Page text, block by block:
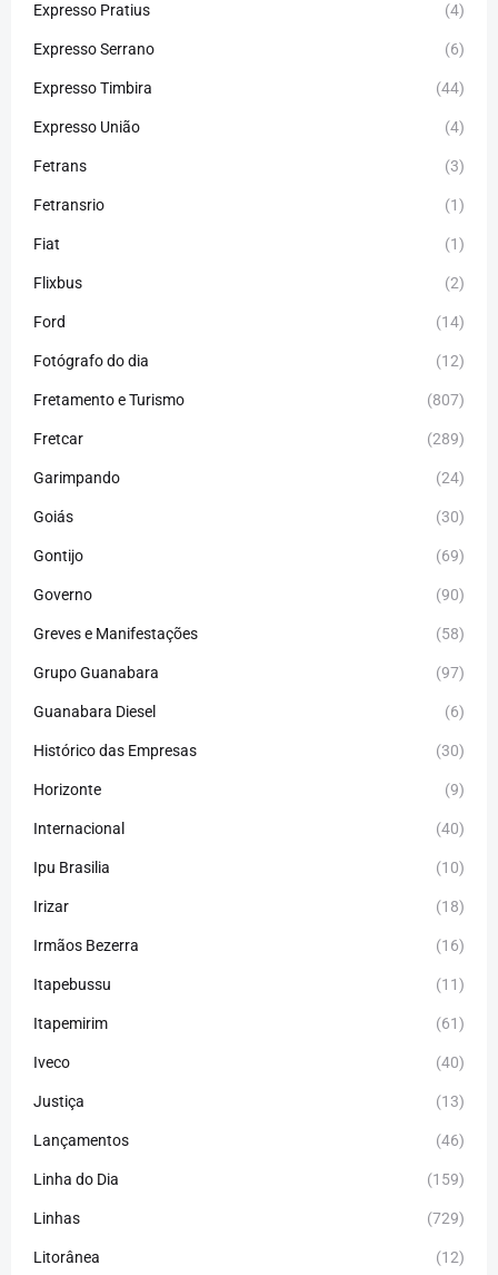
Expresso Pratius (4)
Expresso Serrano (6)
Expresso Timbira (44)
Expresso União (4)
Fetrans (3)
Fetransrio (1)
Fiat (1)
Flixbus (2)
Ford (14)
Fotógrafo do dia (12)
Fretamento e Turismo (807)
Fretcar (289)
Garimpando (24)
Goiás (30)
Gontijo (69)
Governo (90)
Greves e Manifestações (58)
Grupo Guanabara (97)
Guanabara Diesel (6)
Histórico das Empresas (30)
Horizonte (9)
Internacional (40)
Ipu Brasilia (10)
Irizar (18)
Irmãos Bezerra (16)
Itapebussu (11)
Itapemirim (61)
Iveco (40)
Justiça (13)
Lançamentos (46)
Linha do Dia (159)
Linhas (729)
Litorânea (12)